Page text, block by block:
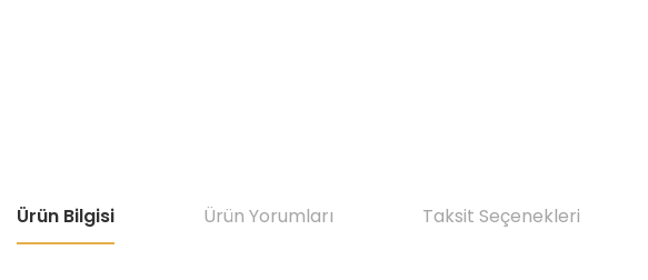
Ürün Bilgisi Ürün Yorumları Taksit Seçenekleri